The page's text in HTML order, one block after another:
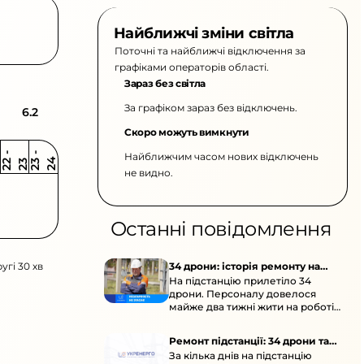
6.2
2 2
-
2 3 2 3
-
2 4
30 хв
Найближчі зміни світла
Поточні та найближчі відключення за
графіками операторів області.
Зараз без світла
За графіком зараз без відключень.
Скоро можуть вимкнути
Найближчим часом нових відключень
не видно.
Останні повідомлення
34 дрони: історія ремонту на
підстанції
На підстанцію прилетіло 34
дрони. Персоналу довелося
майже два тижні жити на роботі
Ремонт підстанції: 34 дрони та
окупація
За кілька днів на підстанцію